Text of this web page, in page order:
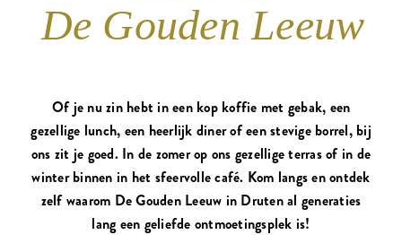
De Gouden Leeuw
Of je nu zin hebt in een kop koffie met gebak, een
gezellige lunch, een heerlijk diner of een stevige borrel, bij
ons zit je goed. In de zomer op ons gezellige terras of in de
winter binnen in het sfeervolle café. Kom langs en ontdek
zelf waarom De Gouden Leeuw in Druten al generaties
lang een geliefde ontmoetingsplek is!